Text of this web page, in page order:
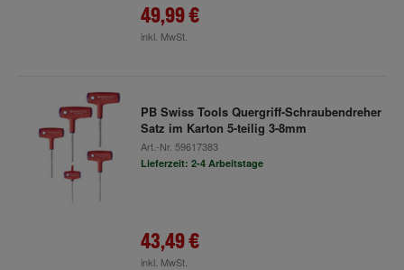
49,99 €
inkl. MwSt.
PB Swiss Tools Quergriff-Schraubendreher
Satz im Karton 5-teilig 3-8mm
Art.-Nr. 59617383
Lieferzeit: 2-4 Arbeitstage
43,49 €
inkl. MwSt.